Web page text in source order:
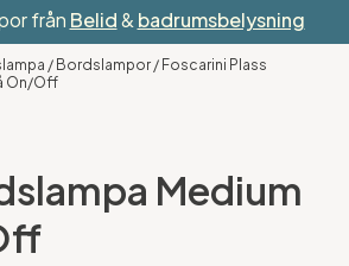
från Belid& badrumsbelysning
/ Bordslampor / Foscarini Plass
On/Off
Medium